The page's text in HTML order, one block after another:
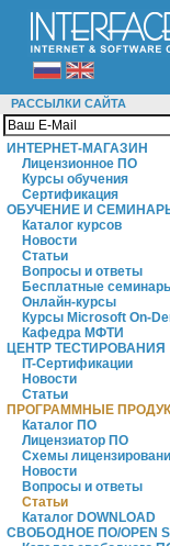
РАССЫЛКИ САЙТА
ИНТЕРНЕТ-МАГАЗИН
Лицензионное ПО
Курсы обучения
Сертификация
ОБУЧЕНИЕ И
Каталог курсов
Новости
Статьи
Вопросы и ответы
Бесплатные
Онлайн-курсы
Курсы Microsoft On-
Кафедра МФТИ
ЦЕНТР ТЕСТИРОВАНИЯ
IT-Сертификации
Новости
Статьи
ПРОГРАММНЫЕ
Каталог ПО
Лицензиатор ПО
Схемы
Новости
Вопросы и ответы
Статьи
Каталог DOWNLOAD
СВОБОДНОЕ ПО/OPEN